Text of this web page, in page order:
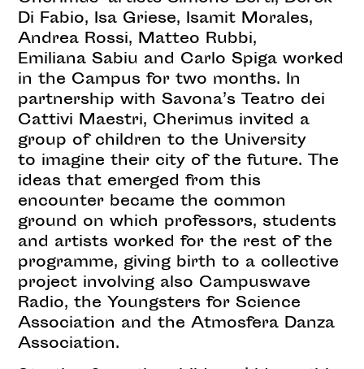
Di Fabio, Isa Griese, Isamit Morales,
Andrea Rossi, Matteo Rubbi,
Emiliana Sabiu and Carlo Spiga worked
in the Campus for two months. In
partnership with Savona’s Teatro dei
Cattivi Maestri, Cherimus invited a
group of children to the University
to imagine their city of the future. The
ideas that emerged from this
encounter became the common
ground on which professors, students
and artists worked for the rest of the
programme, giving birth to a collective
project involving also Campuswave
Radio, the Youngsters for Science
Association and the Atmosfera Danza
Association.